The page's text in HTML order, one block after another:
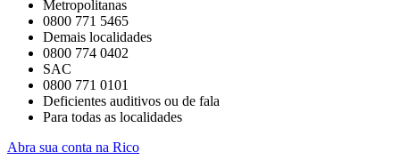
Metropolitanas
0800 771 5465
Demais localidades
0800 774 0402
SAC
0800 771 0101
Deficientes auditivos ou de fala
Para todas as localidades
Abra sua conta na Rico